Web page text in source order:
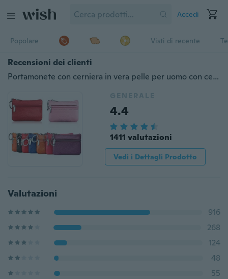
Accedi
Popolare Visti di recente
Recensioni dei clienti
Portamonete con cerniera in vera pelle per uomo con cerniera portamonete con cerniera ACR
GENERALE
4.4
1411 valutazioni
Vedi i Dettagli Prodotto
Valutazioni
916
268
124
48
55